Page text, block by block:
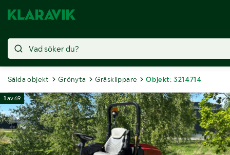
Sålda objekt Grönyta Gräsklippare Objekt: 3214714
1 av69